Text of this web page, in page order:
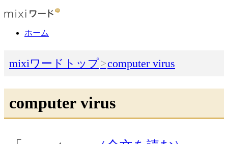
ホーム
mixiワードトップ computer virus
computer virus